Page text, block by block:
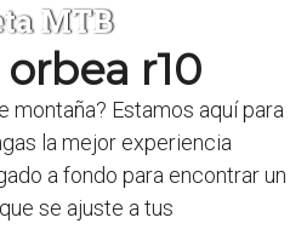
MTB
r10
montaña? Estamos aquí para
la mejor experiencia
a fondo para encontrar un
se ajuste a tus